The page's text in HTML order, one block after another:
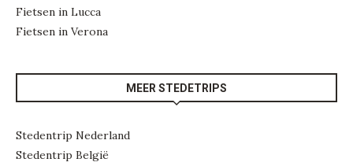
Fietsen in Lucca
Fietsen in Verona
MEER STEDETRIPS
Stedentrip Nederland
Stedentrip België